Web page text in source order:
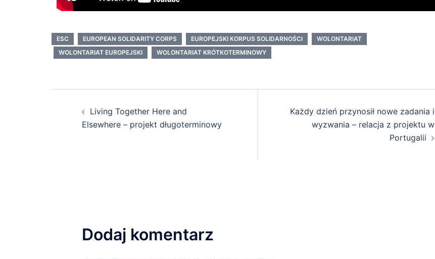
ESC EUROPEAN SOLIDARITY CORPS EUROPEJSKI KORPUS SOLIDARNOŚCI
WOLONTARIAT
WOLONTARIAT EUROPEJSKI
WOLONTARIAT KRÓTKOTERMINOWY
Living Together Here and
Elsewhere – projekt długoterminowy
Każdy dzień przynosił nowe zadania i
wyzwania – relacja z projektu w
Portugalii
Dodaj komentarz